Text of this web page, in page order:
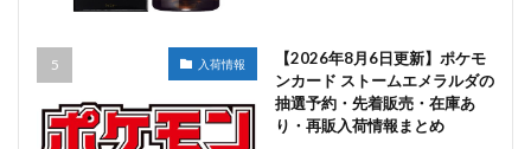
入荷情報
【2026年8月6日更新】ポケモ
ンカード ストームエメラルダの
抽選予約・先着販売・在庫あ
り・再販入荷情報まとめ